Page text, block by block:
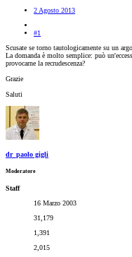
2 Agosto 2013
#1
Scusate se torno tautologicamente su un
La domanda è molto semplice: può
provocarne la recrudescenza?
Grazie
Saluti
dr_paolo gigli
Moderatore
Staff
16 Marzo 2003
31,179
1,391
2,015